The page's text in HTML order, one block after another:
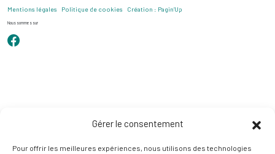
Gérer le consentement
Pour offrir les meilleures expériences, nous utilisons des technologies
Mentions légales Politique de cookies Création : Pagin’Up
Nous sommes sur